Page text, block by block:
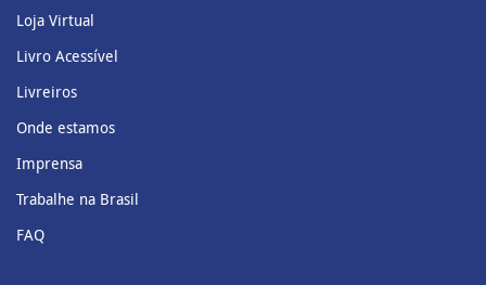
Loja Virtual
Livro Acessível
Livreiros
Onde estamos
Imprensa
Trabalhe na Brasil
FAQ